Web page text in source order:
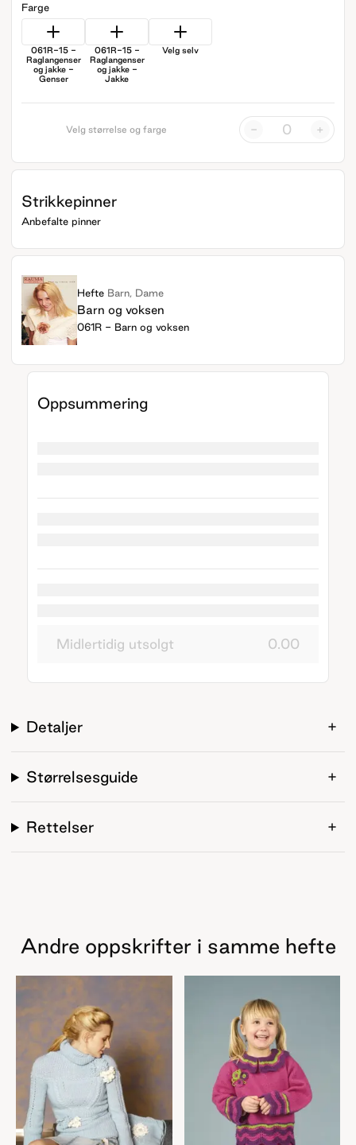
Farge
061R-15 -
Raglangenser
og jakke -
Genser
061R-15 -
Raglangenser
og jakke -
Jakke
Velg selv
Velg størrelse og farge - +
Strikkepinner
Anbefalte pinner
Hefte Barn, Dame
Barn og voksen
061R - Barn og voksen
Oppsummering
Midlertidig utsolgt 0.00
Detaljer
Størrelsesguide
Rettelser
Andre oppskrifter i samme hefte